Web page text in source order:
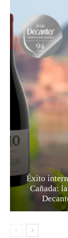
Éxito
Cañada: